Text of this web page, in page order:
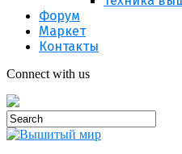
Форум
Маркет
Контакты
Connect with us